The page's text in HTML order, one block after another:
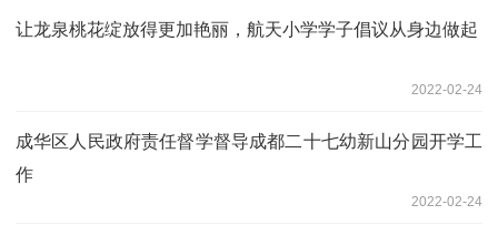
让龙泉桃花绽放得更加艳丽，航天小学学子倡议从身边做起
2022-02-24
成华区人民政府责任督学督导成都二十七幼新山分园开学工
作
2022-02-24